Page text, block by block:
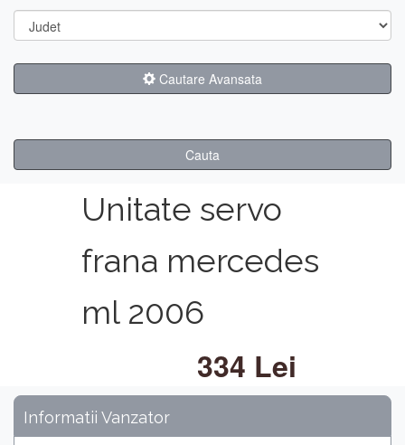
Cautare Avansata
Cauta
Unitate servo
frana mercedes
ml 2006
334 Lei
Informatii Vanzator